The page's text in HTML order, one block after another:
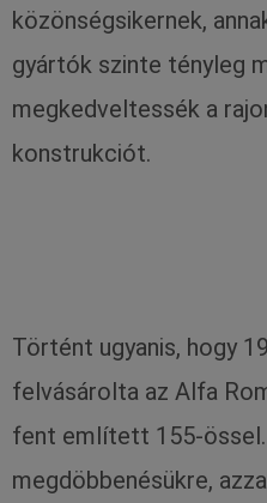
közönségsikernek,
gyártók szinte tényleg
megkedveltessék a
konstrukciót.
Történt ugyanis, hogy
felvásárolta az Alfa
fent említett 155-össel.
megdöbbenésükre,